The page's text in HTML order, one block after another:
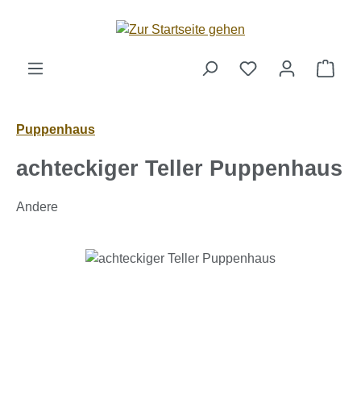
Zum Hauptinhalt springen
Puppenhaus
achteckiger Teller Puppenhaus
Andere
Bildergalerie überspringen